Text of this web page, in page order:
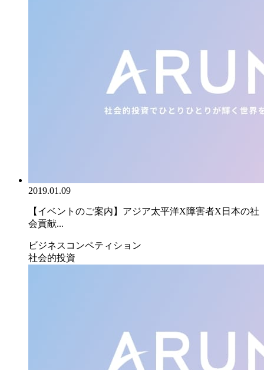
2019.01.09
【イベントのご案内】アジア太平洋X障害者X日本の社
会貢献...
ビジネスコンペティション
社会的投資